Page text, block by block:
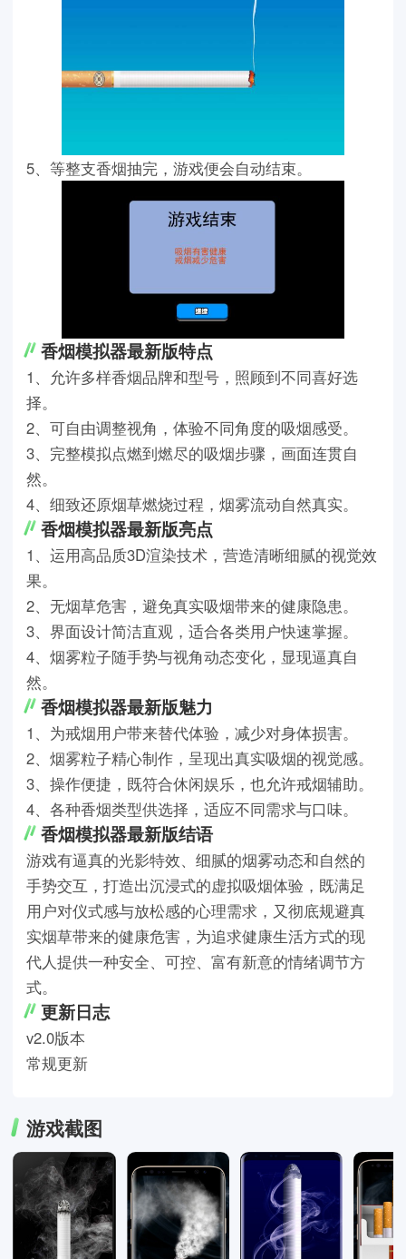
5、等整支香烟抽完，游戏便会自动结束。
香烟模拟器最新版特点
1、允许多样香烟品牌和型号，照顾到不同喜好选
择。
2、可自由调整视角，体验不同角度的吸烟感受。
3、完整模拟点燃到燃尽的吸烟步骤，画面连贯自
然。
4、细致还原烟草燃烧过程，烟雾流动自然真实。
香烟模拟器最新版亮点
1、运用高品质3D渲染技术，营造清晰细腻的视觉效
果。
2、无烟草危害，避免真实吸烟带来的健康隐患。
3、界面设计简洁直观，适合各类用户快速掌握。
4、烟雾粒子随手势与视角动态变化，显现逼真自
然。
香烟模拟器最新版魅力
1、为戒烟用户带来替代体验，减少对身体损害。
2、烟雾粒子精心制作，呈现出真实吸烟的视觉感。
3、操作便捷，既符合休闲娱乐，也允许戒烟辅助。
4、各种香烟类型供选择，适应不同需求与口味。
香烟模拟器最新版结语
游戏有逼真的光影特效、细腻的烟雾动态和自然的
手势交互，打造出沉浸式的虚拟吸烟体验，既满足
用户对仪式感与放松感的心理需求，又彻底规避真
实烟草带来的健康危害，为追求健康生活方式的现
代人提供一种安全、可控、富有新意的情绪调节方
式。
更新日志
v2.0版本
常规更新
游戏截图